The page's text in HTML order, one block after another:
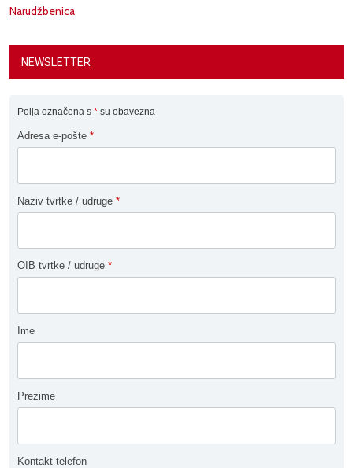
Narudžbenica
NEWSLETTER
Polja označena s * su obavezna
Adresa e-pošte *
Naziv tvrtke / udruge *
OIB tvrtke / udruge *
Ime
Prezime
Kontakt telefon